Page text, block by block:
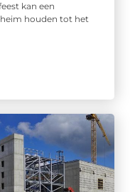
kan een
houden tot het